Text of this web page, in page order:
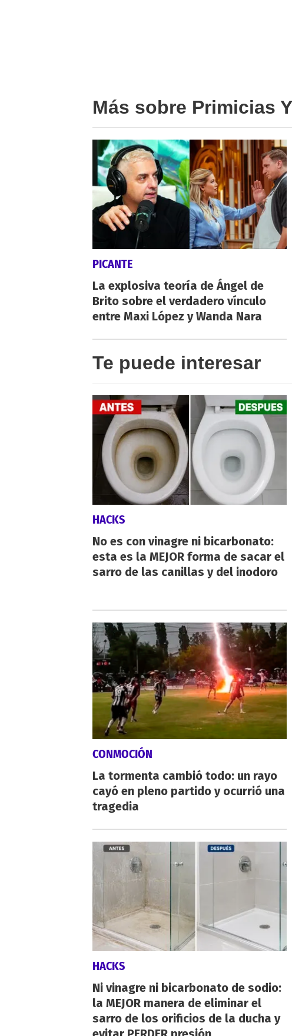
Más sobre Primicias
PICANTE
La explosiva teoría de Ángel de
Brito sobre el verdadero vínculo
entre Maxi López y Wanda Nara
Te puede interesar
HACKS
No es con vinagre ni bicarbonato:
esta es la MEJOR forma de sacar el
sarro de las canillas y del inodoro
CONMOCIÓN
La tormenta cambió todo: un rayo
cayó en pleno partido y ocurrió una
tragedia
HACKS
Ni vinagre ni bicarbonato de sodio:
la MEJOR manera de eliminar el
sarro de los orificios de la ducha y